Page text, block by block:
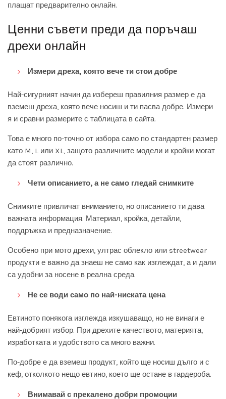
плащат предварително онлайн.
Ценни съвети преди да поръчаш
дрехи онлайн
Измери дреха, която вече ти стои добре
Най-сигурният начин да избереш правилния размер е да
вземеш дреха, която вече носиш и ти пасва добре. Измери
я и сравни размерите с таблицата в сайта.
Това е много по-точно от избора само по стандартен размер
като M, L или XL, защото различните модели и кройки могат
да стоят различно.
Чети описанието, а не само гледай снимките
Снимките привличат вниманието, но описанието ти дава
важната информация. Материал, кройка, детайли,
поддръжка и предназначение.
Особено при мото дрехи, ултрас облекло или streetwear
продукти е важно да знаеш не само как изглеждат, а и дали
са удобни за носене в реална среда.
Не се води само по най-ниската цена
Евтиното понякога изглежда изкушаващо, но не винаги е
най-добрият избор. При дрехите качеството, материята,
изработката и удобството са много важни.
По-добре е да вземеш продукт, който ще носиш дълго и с
кеф, отколкото нещо евтино, което ще остане в гардероба.
Внимавай с прекалено добри промоции